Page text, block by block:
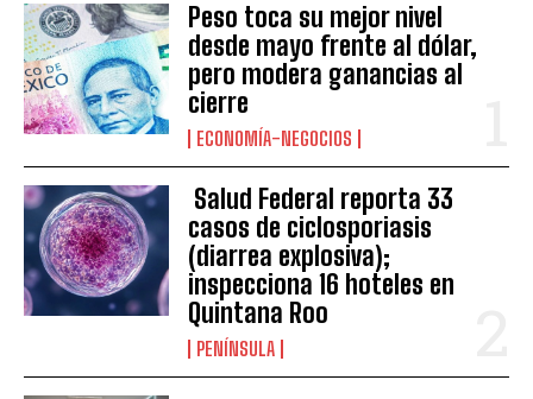
Peso toca su mejor nivel
desde mayo frente al dólar,
pero modera ganancias al
cierre
ECONOMÍA-NEGOCIOS
Salud Federal reporta 33
casos de ciclosporiasis
(diarrea explosiva);
inspecciona 16 hoteles en
Quintana Roo
PENÍNSULA